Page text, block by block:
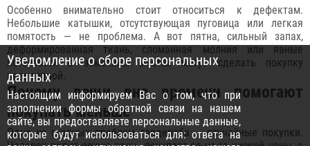
Особенно внимательно стоит относиться к дефектам.
Небольшие катышки, отсутствующая пуговица или легкая
помятость — не проблема. А вот пятна, сильный запах,
деформированная ткань, сломанная молния или явные
потертости в заметных местах могут сделать покупку
невыгодной.
Почему вещи вне времени помогают
покупать меньше
Одна из главных проблем гардероба — случайные покупки.
Уведомление о сборе персональных
данных
Настоящим информируем Вас о том, что при
заполнении формы обратной связи на нашем
сайте, вы предоставляете персональные данные,
которые будут использоваться для: ответа на